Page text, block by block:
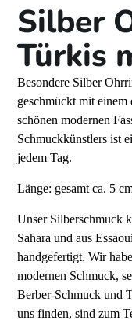
Silber
Türkis
Besondere Silber
geschmückt mit
schönen modernen
Schmuckkünstlers ist
jedem Tag.
Länge: gesamt ca. 5
Unser Silberschmuck
Sahara und aus
handgefertigt. Wir
modernen Schmuck,
Berber-Schmuck und
uns finden, sind zum